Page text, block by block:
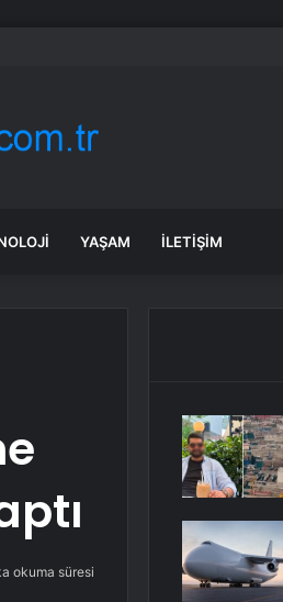
fazla havada kaldılar
YAŞAM İLETIŞIM
okuma süresi